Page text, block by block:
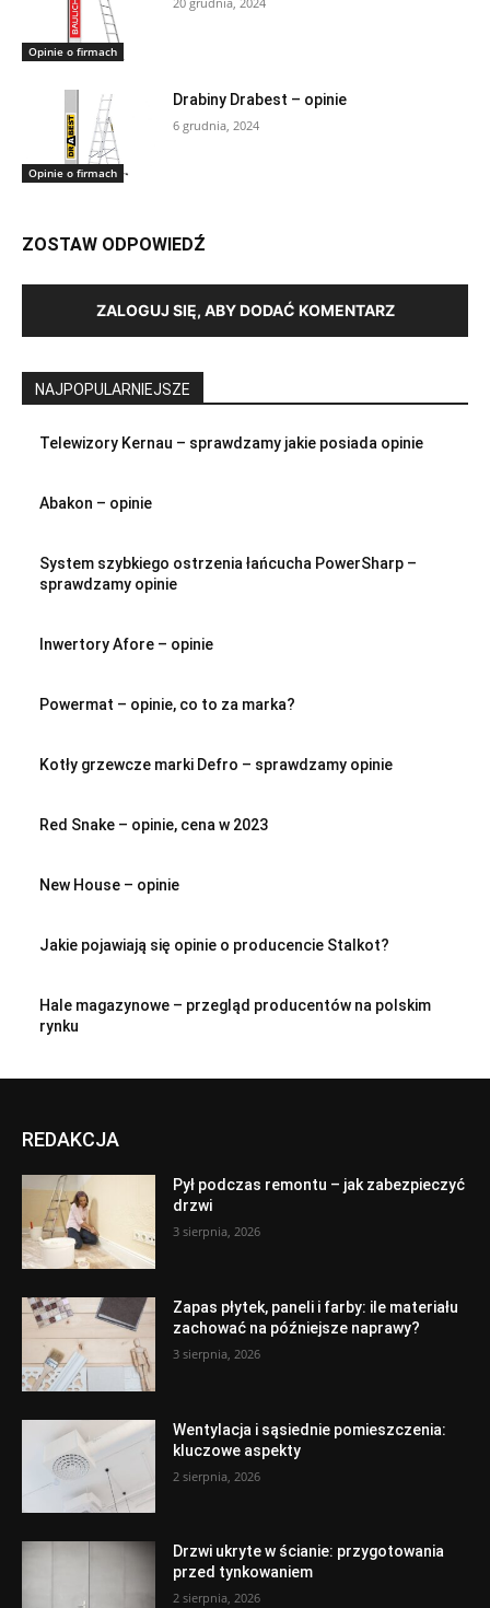
Opinie o firmach
Opinie o firmach
Drabiny Drabest – opinie
6 grudnia, 2024
ZOSTAW ODPOWIEDŹ
ZALOGUJ SIĘ, ABY DODAĆ KOMENTARZ
NAJPOPULARNIEJSZE
Telewizory Kernau – sprawdzamy jakie posiada opinie
Abakon – opinie
System szybkiego ostrzenia łańcucha PowerSharp –
sprawdzamy opinie
Inwertory Afore – opinie
Powermat – opinie, co to za marka?
Kotły grzewcze marki Defro – sprawdzamy opinie
Red Snake – opinie, cena w 2023
New House – opinie
Jakie pojawiają się opinie o producencie Stalkot?
Hale magazynowe – przegląd producentów na polskim
rynku
REDAKCJA
Pył podczas remontu – jak zabezpieczyć
drzwi
3 sierpnia, 2026
Zapas płytek, paneli i farby: ile materiału
zachować na późniejsze naprawy?
3 sierpnia, 2026
Wentylacja i sąsiednie pomieszczenia:
kluczowe aspekty
2 sierpnia, 2026
Drzwi ukryte w ścianie: przygotowania
przed tynkowaniem
2 sierpnia, 2026